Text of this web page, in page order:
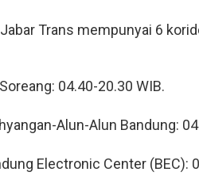
Trans mempunyai 6
04.40-20.30 WIB.
Alun-Alun Bandung:
Electronic Center (BEC):